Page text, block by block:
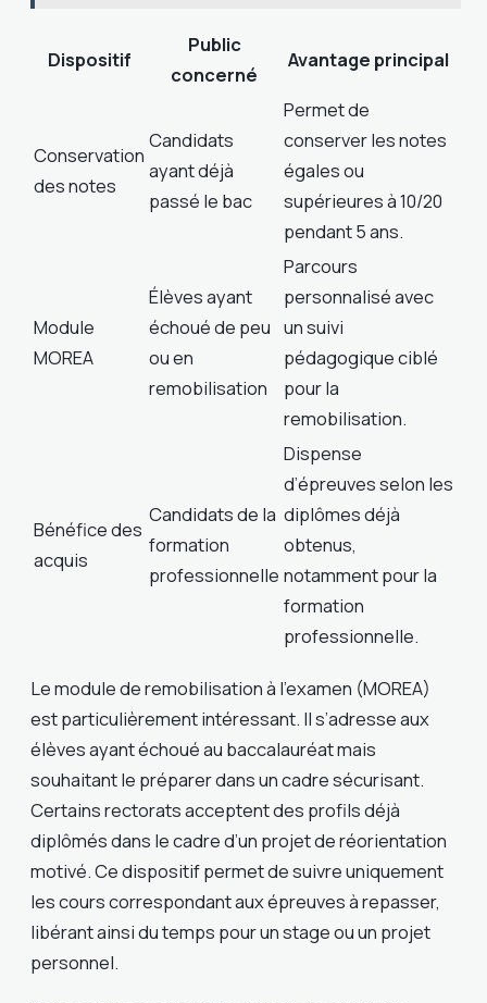
Dispositif
Public
concerné
Avantage principal
Conservation
des notes
Candidats
ayant déjà
passé le bac
Permet de
conserver les notes
égales ou
supérieures à 10/20
pendant 5 ans.
Module
MOREA
Élèves ayant
échoué de peu
ou en
remobilisation
Parcours
personnalisé avec
un suivi
pédagogique ciblé
pour la
remobilisation.
Bénéfice des
acquis
Candidats de la
formation
professionnelle
Dispense
d’épreuves selon les
diplômes déjà
obtenus,
notamment pour la
formation
professionnelle.
Le module de remobilisation à l’examen (MOREA)
est particulièrement intéressant. Il s’adresse aux
élèves ayant échoué au baccalauréat mais
souhaitant le préparer dans un cadre sécurisant.
Certains rectorats acceptent des profils déjà
diplômés dans le cadre d’un projet de réorientation
motivé. Ce dispositif permet de suivre uniquement
les cours correspondant aux épreuves à repasser,
libérant ainsi du temps pour un stage ou un projet
personnel.